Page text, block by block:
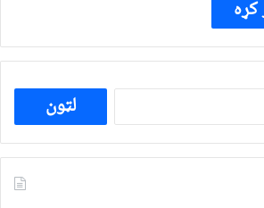
ددی
لپاره
لټون: